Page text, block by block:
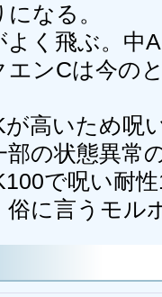
なる。
よく飛ぶ。中
エンCは今の
が高いため呪
部の状態異常
で呪い耐
俗に言うモル